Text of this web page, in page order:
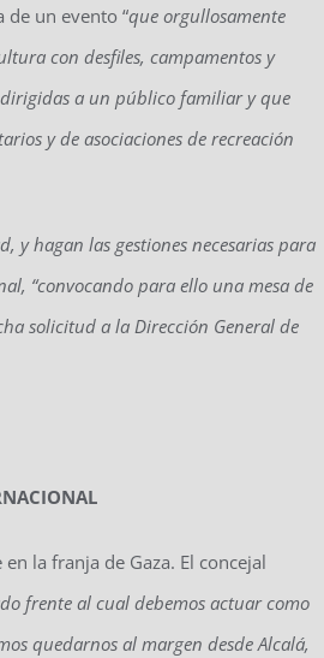
un evento “que orgullosamente
con desfiles, campamentos y
a un público familiar y que
y de asociaciones de recreación
y hagan las gestiones necesarias para
“convocando para ello una mesa de
solicitud a la Dirección General de
la franja de Gaza. El concejal
frente al cual debemos actuar como
quedarnos al margen desde Alcalá,